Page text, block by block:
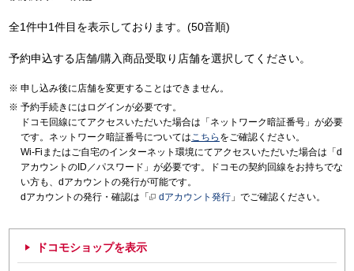
全1件中1件目を表示しております。(50音順)
予約申込する店舗/購入商品受取り店舗を選択してください。
申し込み後に店舗を変更することはできません。
予約手続きにはログインが必要です。
ドコモ回線にてアクセスいただいた場合は「ネットワーク暗証番号」が必要
です。ネットワーク暗証番号についてはこちら をご確認ください。
Wi-Fiまたはご自宅のインターネット環境にてアクセスいただいた場合は「d
アカウントのID／パスワード」が必要です。ドコモの契約回線をお持ちでな
い方も、dアカウントの発行が可能です。
dアカウントの発行・確認は「
dアカウント発行 」でご確認ください。
ドコモショップを表示